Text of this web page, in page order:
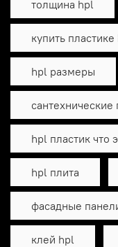
толщина hpl
купить
hpl размеры
hpl пластик что
hpl плита
фасадные
клей hpl